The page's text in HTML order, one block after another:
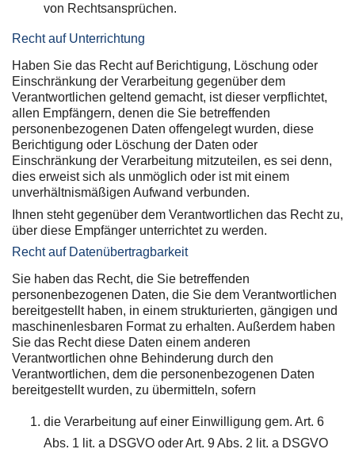
von Rechtsansprüchen.
Recht auf Unterrichtung
Haben Sie das Recht auf Berichtigung, Löschung oder
Einschränkung der Verarbeitung gegenüber dem
Verantwortlichen geltend gemacht, ist dieser verpflichtet,
allen Empfängern, denen die Sie betreffenden
personenbezogenen Daten offengelegt wurden, diese
Berichtigung oder Löschung der Daten oder
Einschränkung der Verarbeitung mitzuteilen, es sei denn,
dies erweist sich als unmöglich oder ist mit einem
unverhältnismäßigen Aufwand verbunden.
Ihnen steht gegenüber dem Verantwortlichen das Recht zu,
über diese Empfänger unterrichtet zu werden.
Recht auf Datenübertragbarkeit
Sie haben das Recht, die Sie betreffenden
personenbezogenen Daten, die Sie dem Verantwortlichen
bereitgestellt haben, in einem strukturierten, gängigen und
maschinenlesbaren Format zu erhalten. Außerdem haben
Sie das Recht diese Daten einem anderen
Verantwortlichen ohne Behinderung durch den
Verantwortlichen, dem die personenbezogenen Daten
bereitgestellt wurden, zu übermitteln, sofern
die Verarbeitung auf einer Einwilligung gem. Art. 6
Abs. 1 lit. a DSGVO oder Art. 9 Abs. 2 lit. a DSGVO